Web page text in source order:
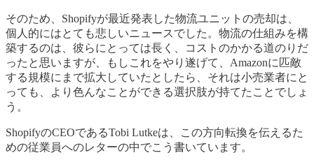
そのため、Shopifyが最近発表した物流ユニットの売却は、
個人的にはとても悲しいニュースでした。物流の仕組みを構
築するのは、彼らにとっては長く、コストのかかる道のりだ
ったと思いますが、もしこれをやり遂げて、Amazonに匹敵
する規模にまで拡大していたとしたら、それは小売業者にと
っても、より色んなことができる選択肢が持てたことでしょ
う。
ShopifyのCEOであるTobi Lutkeは、この方向転換を伝えるた
めの従業員へのレターの中でこう書いています。